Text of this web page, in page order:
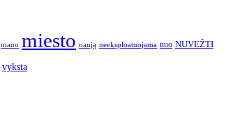
mano miesto naują neeksploatuojama nuo NUVEŽTI
vyksta